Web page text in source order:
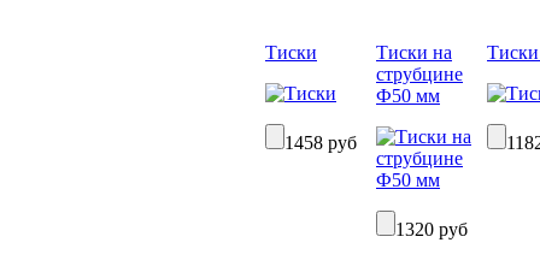
Тиски
1458 руб
Тиски на
струбцине
Ф50 мм
1320 руб